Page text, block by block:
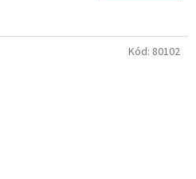
Kód: 80102